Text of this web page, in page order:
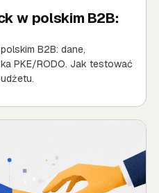
w polskim B2B:
B2B: dane,
PKE/RODO. Jak testować